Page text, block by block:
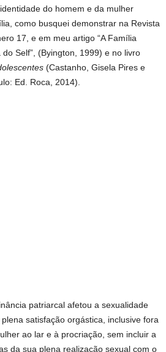
do homem e da mulher
como busquei demonstrar na Revista
17, e em meu artigo “A Família
Self”, (Byington, 1999) e no livro
(Castanho, Gisela Pires e
Ed. Roca, 2014).
patriarcal afetou a sexualidade
satisfação orgástica, inclusive fora
ao lar e à procriação, sem incluir a
da sua plena realização sexual com o